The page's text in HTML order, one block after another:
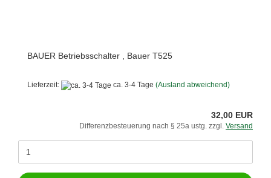
BAUER Betriebsschalter , Bauer T525
Lieferzeit: ca. 3-4 Tage (Ausland abweichend)
32,00 EUR
Differenzbesteuerung nach § 25a ustg. zzgl. Versand